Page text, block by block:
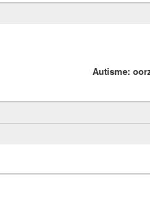
Autisme: